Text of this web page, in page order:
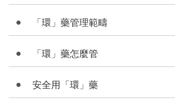
「環」藥管理範疇
「環」藥怎麼管
安全用「環」藥